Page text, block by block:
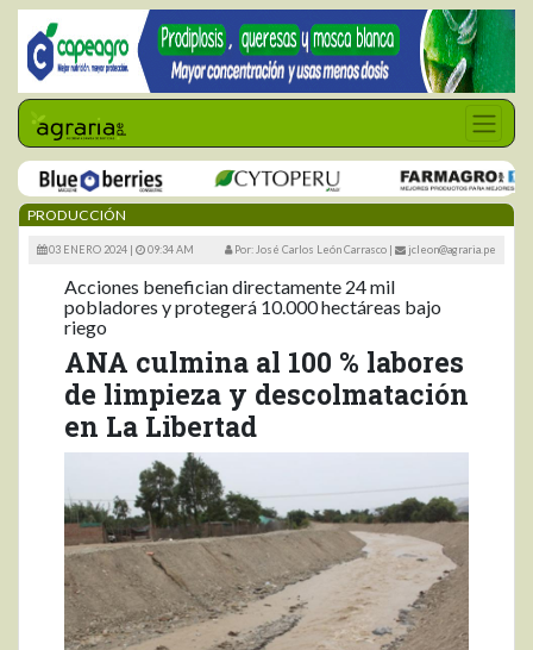
PRODUCCIÓN
03 ENERO 2024 | 09:34 AM Por: José Carlos León Carrasco | jcleon@agraria.pe
Acciones benefician directamente 24 mil
pobladores y protegerá 10.000 hectáreas bajo
riego
ANA culmina al 100 % labores
de limpieza y descolmatación
en La Libertad